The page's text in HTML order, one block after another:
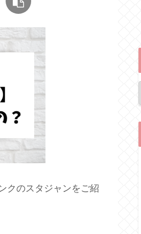
クのスタジャンをご紹